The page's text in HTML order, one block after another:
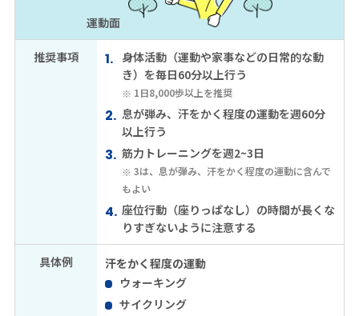
運動面
推奨事項
身体活動（運動や家事などの日常的な動
き）を毎日60分以上行う
1日8,000歩以上を推奨
息が弾み、汗をかく程度の運動を週60分
以上行う
筋力トレーニングを週2~3日
3は、息が弾み、汗をかく程度の運動に含んで
もよい
座位行動（座りっぱなし）の時間が長くな
りすぎないように注意する
具体例
汗をかく程度の運動
ウォーキング
サイクリング